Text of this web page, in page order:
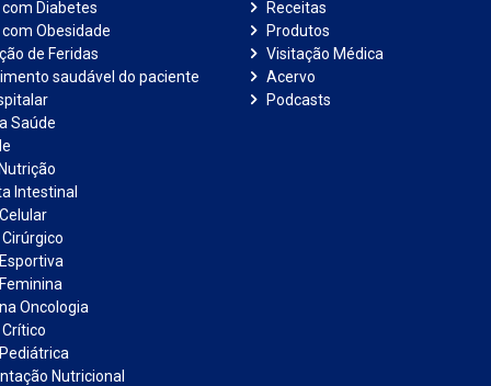
Diabetes
Obesidade
de Feridas
saudável do paciente
Saúde
Intestinal
Oncologia
Nutricional
Receitas
Produtos
Visitação Médica
Acervo
Podcasts